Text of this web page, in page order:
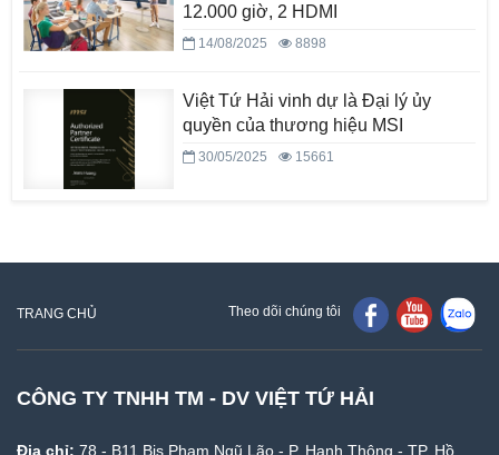
12.000 giờ, 2 HDMI
14/08/2025 8898
Việt Tứ Hải vinh dự là Đại lý ủy
quyền của thương hiệu MSI
30/05/2025 15661
TRANG CHỦ Theo dõi chúng tôi
CÔNG TY TNHH TM - DV VIỆT TỨ HẢI
Địa chỉ: 78 - B11 Bis Phạm Ngũ Lão - P. Hạnh Thông - TP. Hồ